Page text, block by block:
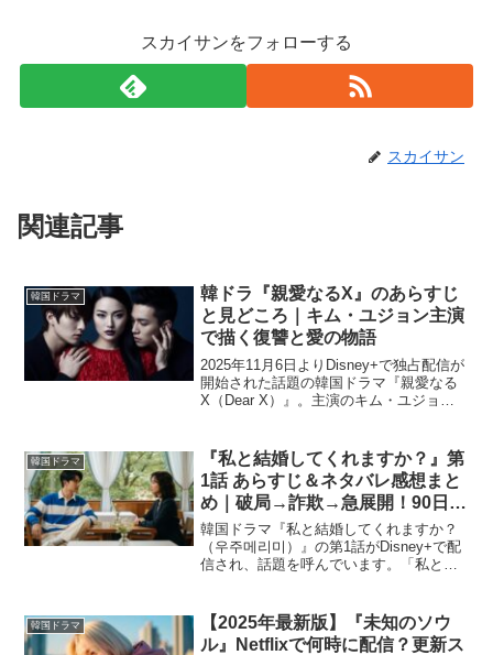
スカイサンをフォローする
スカイサン
関連記事
韓国ドラマ
韓ドラ『親愛なるX』のあらすじ
と見どころ｜キム・ユジョン主演
で描く復讐と愛の物語
2025年11月6日よりDisney+で独占配信が
開始された話題の韓国ドラマ『親愛なる
X（Dear X）』。主演のキム・ユジョン
持つペク・アジン。本作は、成功の絶頂
から...
韓国ドラマ
『私と結婚してくれますか？』第
1話 あらすじ＆ネタバレ感想まと
め｜破局→詐欺→急展開！90日間
の偽装結婚スタート
韓国ドラマ『私と結婚してくれますか？
（우주메리미）』の第1話がDisney+で配
信され、話題を呼んでいます。「私と結
する人の多くは、ストーリーの流れを把
握しつ...
韓国ドラマ
【2025年最新版】『未知のソウ
ル』Netflixで何時に配信？更新ス